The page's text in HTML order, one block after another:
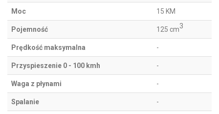
Moc 15 KM
Pojemność 125 cm3
Prędkość maksymalna -
Przyspieszenie 0 - 100 kmh -
Waga z płynami -
Spalanie -